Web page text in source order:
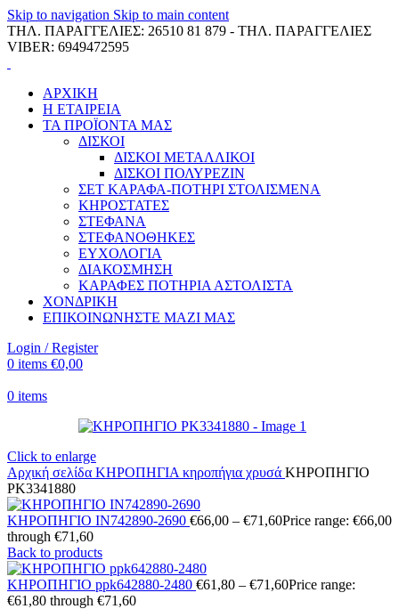
Skip to navigation Skip to main content
ΤΗΛ. ΠΑΡΑΓΓΕΛΙΕΣ: 26510 81 879 - ΤΗΛ. ΠΑΡΑΓΓΕΛΙΕΣ
VIBER: 6949472595
ΑΡΧΙΚΗ
Η ΕΤΑΙΡΕΙΑ
ΤΑ ΠΡΟΪΟΝΤΑ ΜΑΣ
ΔΙΣΚΟΙ
ΔΙΣΚΟΙ ΜΕΤΑΛΛΙΚΟΙ
ΔΙΣΚΟΙ ΠΟΛΥΡΕΖΙΝ
ΣΕΤ ΚΑΡΑΦΑ-ΠΟΤΗΡΙ ΣΤΟΛΙΣΜΕΝΑ
ΚΗΡΟΣΤΑΤΕΣ
ΣΤΕΦΑΝΑ
ΣΤΕΦΑΝΟΘΗΚΕΣ
ΕΥΧΟΛΟΓΙΑ
ΔΙΑΚΟΣΜΗΣΗ
ΚΑΡΑΦΕΣ ΠΟΤΗΡΙΑ ΑΣΤΟΛΙΣΤΑ
ΧΟΝΔΡΙΚΗ
ΕΠΙΚΟΙΝΩΝΗΣΤΕ ΜΑΖΙ ΜΑΣ
Login / Register
0 items €0,00
0 items
Click to enlarge
Αρχική σελίδα ΚΗΡΟΠΗΓΙΑ κηροπήγια χρυσά ΚΗΡΟΠΗΓΙΟ
PK3341880
ΚΗΡΟΠΗΓΙΟ IN742890-2690 €66,00 – €71,60Price range: €66,00
through €71,60
Back to products
ΚΗΡΟΠΗΓΙΟ ppk642880-2480 €61,80 – €71,60Price range:
€61,80 through €71,60